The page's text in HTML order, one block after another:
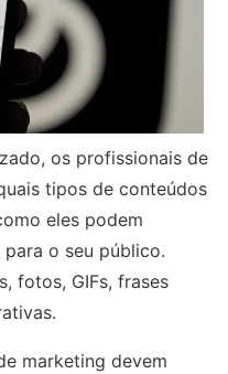
os profissionais de
tipos de conteúdos
eles podem
o seu público.
fotos, GIFs, frases
marketing devem